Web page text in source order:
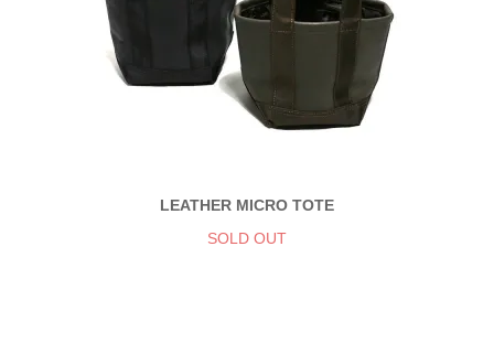
LEATHER MICRO TOTE
SOLD OUT